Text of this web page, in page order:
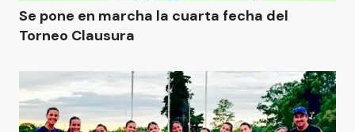
Se pone en marcha la cuarta fecha del
Torneo Clausura